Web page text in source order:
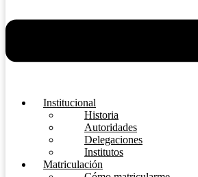
Institucional
Historia
Autoridades
Delegaciones
Institutos
Matriculación